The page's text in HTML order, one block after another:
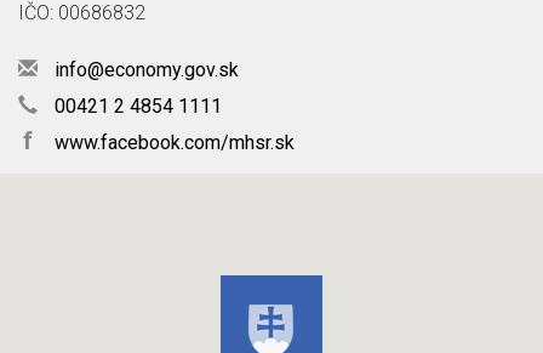
IČO: 00686832
info@economy.gov.sk
00421 2 4854 1111
f www.facebook.com/mhsr.sk